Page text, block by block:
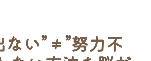
ない”≠”努力不